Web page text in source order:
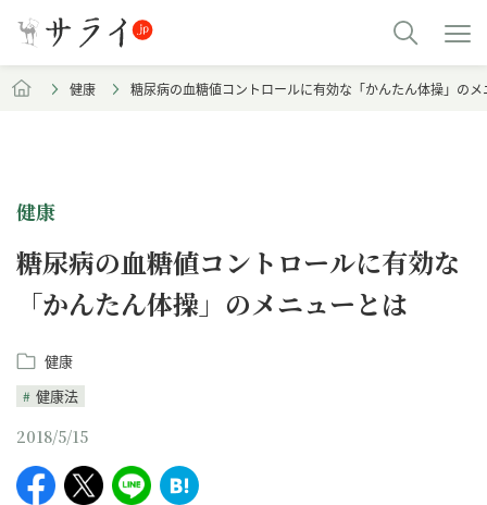
健康 糖尿病の血糖値コントロールに有効な「かんたん体操」のメ
健康
糖尿病の血糖値コントロールに有効な
「かんたん体操」のメニューとは
健康
健康法
2018/5/15